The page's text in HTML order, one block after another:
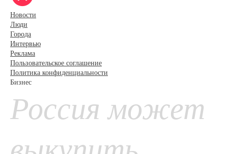
Новости
Люди
Города
Интервью
Реклама
Пользовательское соглашение
Политика конфиденциальности
Бизнес
Россия может